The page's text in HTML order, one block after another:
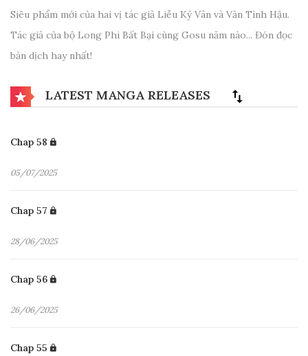
Siêu phẩm mới của hai vị tác giả Liễu Kỷ Vân và Văn Tình Hậu.
Tác giả của bộ Long Phi Bất Bại cùng Gosu năm nào... Đón đọc
bản dịch hay nhất!
LATEST MANGA RELEASES
Chap 58
05/07/2025
Chap 57
28/06/2025
Chap 56
26/06/2025
Chap 55